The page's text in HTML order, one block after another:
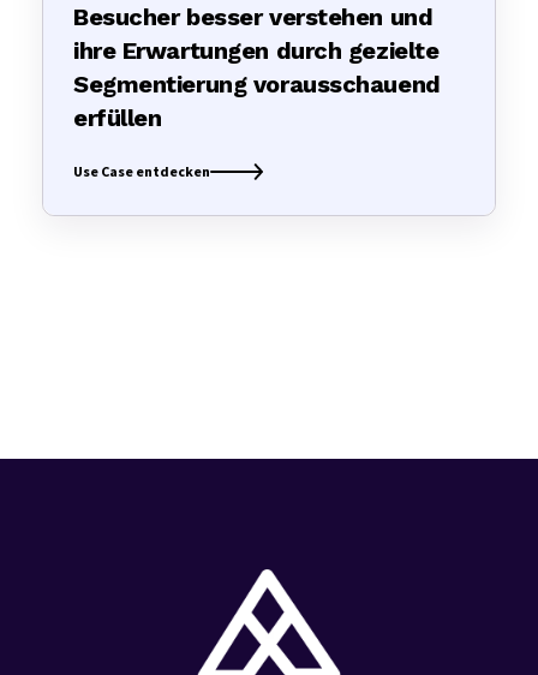
Besucher besser verstehen und
ihre Erwartungen durch gezielte
Segmentierung vorausschauend
erfüllen
Use Case entdecken